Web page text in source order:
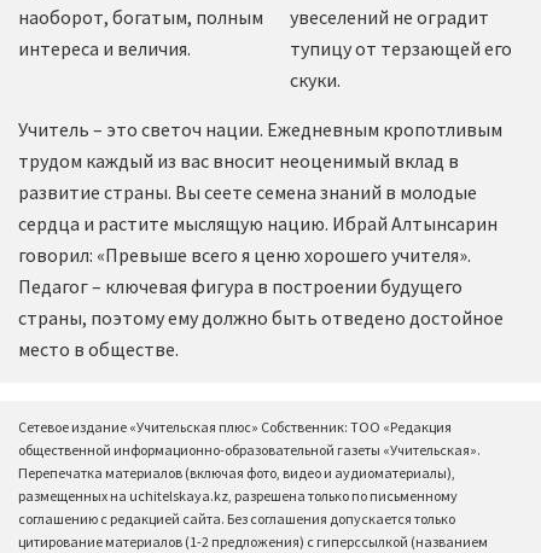
наоборот, богатым, полным
интереса и величия.
увеселений не оградит
тупицу от терзающей его
скуки.
Учитель – это светоч нации. Ежедневным кропотливым
трудом каждый из вас вносит неоценимый вклад в
развитие страны. Вы сеете семена знаний в молодые
сердца и растите мыслящую нацию. Ибрай Алтынсарин
говорил: «Превыше всего я ценю хорошего учителя».
Педагог – ключевая фигура в построении будущего
страны, поэтому ему должно быть отведено достойное
место в обществе.
Сетевое издание «Учительская плюс» Собственник: ТОО «Редакция
общественной информационно-образовательной газеты «Учительская».
Перепечатка материалов (включая фото, видео и аудиоматериалы),
размещенных на uchitelskaya.kz, разрешена только по письменному
соглашению с редакцией сайта. Без соглашения допускается только
цитирование материалов (1-2 предложения) с гиперссылкой (названием